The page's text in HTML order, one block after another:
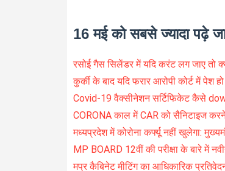
16 मई को सबसे ज्यादा पढ़े
रसोई गैस सिलेंडर में यदि करंट लग जाए तो
कुर्की के बाद यदि फरार आरोपी कोर्ट में पेश
Covid-19 वैक्सीनेशन सर्टिफिकेट कैसे
CORONA काल में CAR को सैनिटाइज
मध्यप्रदेश में कोरोना कर्फ्यू नहीं खुलेगा:
MP BOARD 12वीं की परीक्षा के बारे में
मप्र कैबिनेट मीटिंग का आधिकारिक